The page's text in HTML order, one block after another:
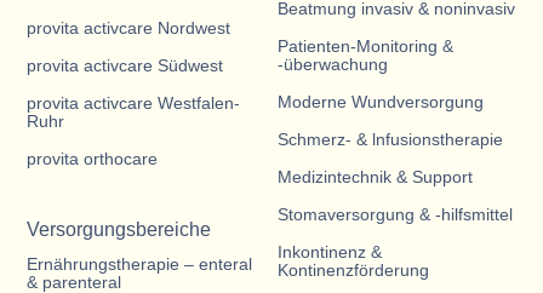
provita activcare Nordwest
provita activcare Südwest
provita activcare Westfalen-
Ruhr
provita orthocare
Versorgungsbereiche
Ernährungstherapie – enteral
& parenteral
Beatmung invasiv & noninvasiv
Patienten-Monitoring &
-überwachung
Moderne Wundversorgung
Schmerz- & lnfusionstherapie
Medizintechnik & Support
Stomaversorgung & -hilfsmittel
Inkontinenz &
Kontinenzförderung